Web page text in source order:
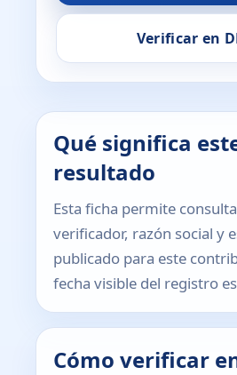
Verificar en
Qué significa
resultado
Esta ficha permite
verificador, razón social y
publicado para este
fecha visible del registro
Cómo verificar